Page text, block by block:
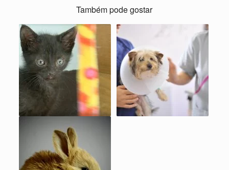
Também pode gostar